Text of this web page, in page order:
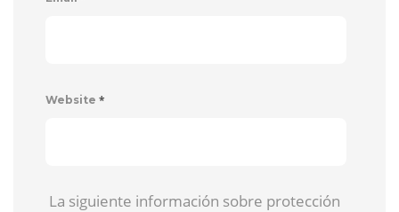
Website *
La siguiente información sobre protección